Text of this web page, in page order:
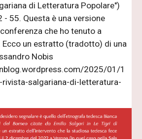
di Letteratura Popolare")
- 55. Questa è una versione
che ho tenuto a
Ecco un estratto (tradotto) di una
Nobis
2025/01/1
salgariana-di-letteratura-